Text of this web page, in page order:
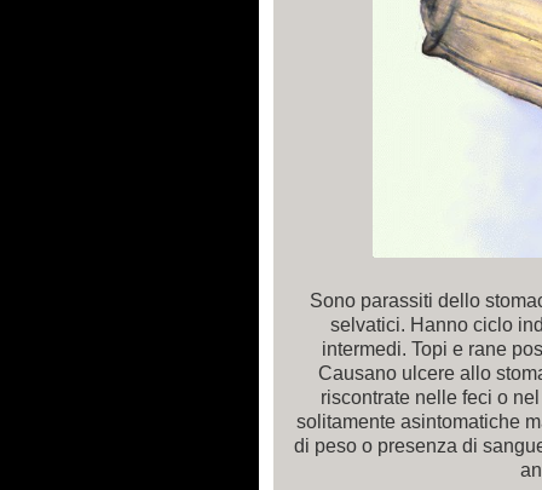
Sono parassiti dello
selvatici. Hanno ciclo
intermedi. Topi e rane
Causano ulcere allo
riscontrate nelle feci o
solitamente asintomatiche
di peso o presenza di